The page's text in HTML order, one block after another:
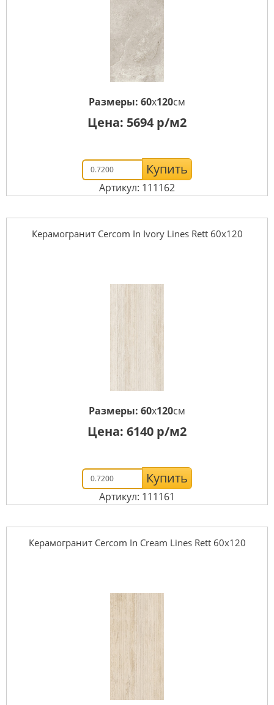
Размеры: 60x120см
Цена: 5694 р/м2
Купить
Артикул: 111162
Керамогранит Cercom In Ivory Lines Rett 60х120
Размеры: 60x120см
Цена: 6140 р/м2
Купить
Артикул: 111161
Керамогранит Cercom In Cream Lines Rett 60х120